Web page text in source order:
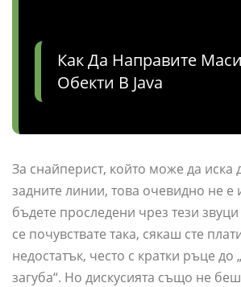
Как Да Направите
Обекти В Java
За снайперист, който може да иска
задните линии, това очевидно не е
бъдете проследени чрез тези
се почувствате така, сякаш сте
недостатък, често с кратки ръце до
загуба“. Но дискусията също не